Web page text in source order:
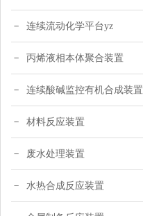
连续流动化学平台yz
丙烯液相本体聚合装置
连续酸碱监控有机合成装置
材料反应装置
废水处理装置
水热合成反应装置